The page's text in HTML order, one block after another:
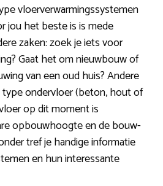
vloerverwarmingssystemen
jou het beste is is mede
zaken: zoek je iets voor
Gaat het om nieuwbouw of
van een oud huis? Andere
type ondervloer (beton, hout of
op dit moment is
opbouwhoogte en de bouw-
tref je handige informatie
en hun interessante